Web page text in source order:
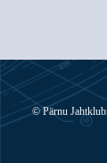
© Pärnu